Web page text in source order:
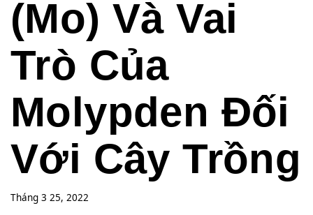
(Mo) Và Vai
Trò Của
Molypden Đối
Với Cây Trồng
Tháng 3 25, 2022